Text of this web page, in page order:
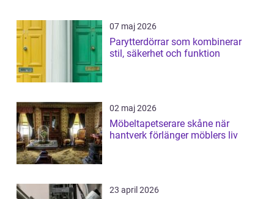
07 maj 2026
Parytterdörrar som kombinerar
stil, säkerhet och funktion
02 maj 2026
Möbeltapetserare skåne när
hantverk förlänger möblers liv
23 april 2026